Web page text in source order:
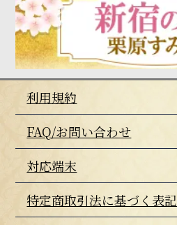
利用規約
FAQ/お問い合わせ
対応端末
特定商取引法に基づく表記